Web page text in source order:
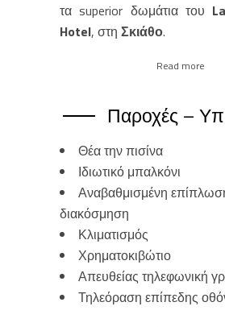
τα superior δωμάτια του
Hotel, στη Σκιάθο.
Read more
Παροχές –
Θέα την πισίνα
Ιδιωτικό μπαλκόνι
Αναβαθμισμένη
διακόσμηση
Κλιματισμός
Χρηματοκιβώτιο
Απευθείας τηλεφωνική
Τηλεόραση επίπεδης